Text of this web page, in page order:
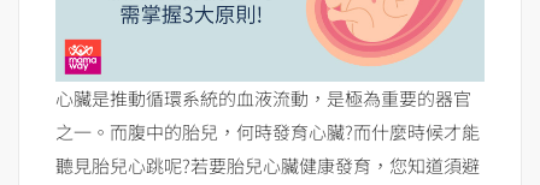
心臟是推動循環系統的血液流動，是極為重要的器官
之一。而腹中的胎兒，何時發育心臟?而什麼時候才能
聽見胎兒心跳呢?若要胎兒心臟健康發育，您知道須避